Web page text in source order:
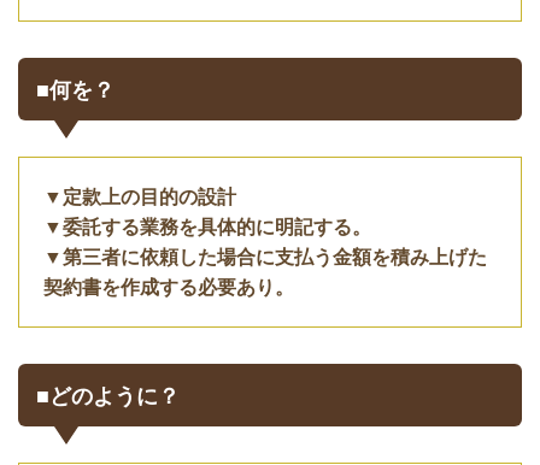
■何を？
▼定款上の目的の設計
▼委託する業務を具体的に明記する。
▼第三者に依頼した場合に支払う金額を積み上げた
契約書を作成する必要あり。
■どのように？